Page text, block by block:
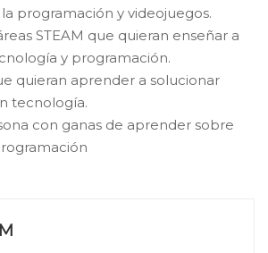
programación y videojuegos.
STEAM que quieran enseñar a
y programación.
quieran aprender a solucionar
tecnología.
con ganas de aprender sobre